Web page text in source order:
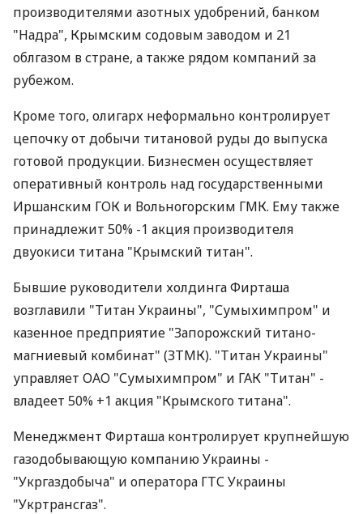
производителями азотных удобрений, банком
"Надра", Крымским содовым заводом и 21
облгазом в стране, а также рядом компаний за
рубежом.
Кроме того, олигарх неформально контролирует
цепочку от добычи титановой руды до выпуска
готовой продукции. Бизнесмен осуществляет
оперативный контроль над государственными
Иршанским ГОК и Вольногорским ГМК. Ему также
принадлежит 50% -1 акция производителя
двуокиси титана "Крымский титан".
Бывшие руководители холдинга Фирташа
возглавили "Титан Украины", "Сумыхимпром" и
казенное предприятие "Запорожский титано-
магниевый комбинат" (ЗТМК). "Титан Украины"
управляет ОАО "Сумыхимпром" и ГАК "Титан" -
владеет 50% +1 акция "Крымского титана".
Менеджмент Фирташа контролирует крупнейшую
газодобывающую компанию Украины -
"Укргаздобыча" и оператора ГТС Украины
"Укртрансгаз".